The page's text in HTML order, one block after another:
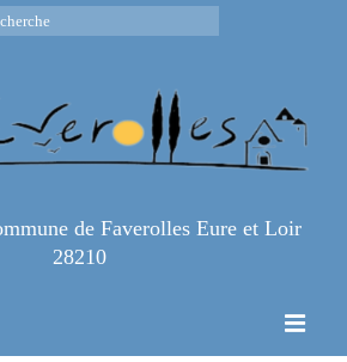
de Faverolles Eure et Loir
28210